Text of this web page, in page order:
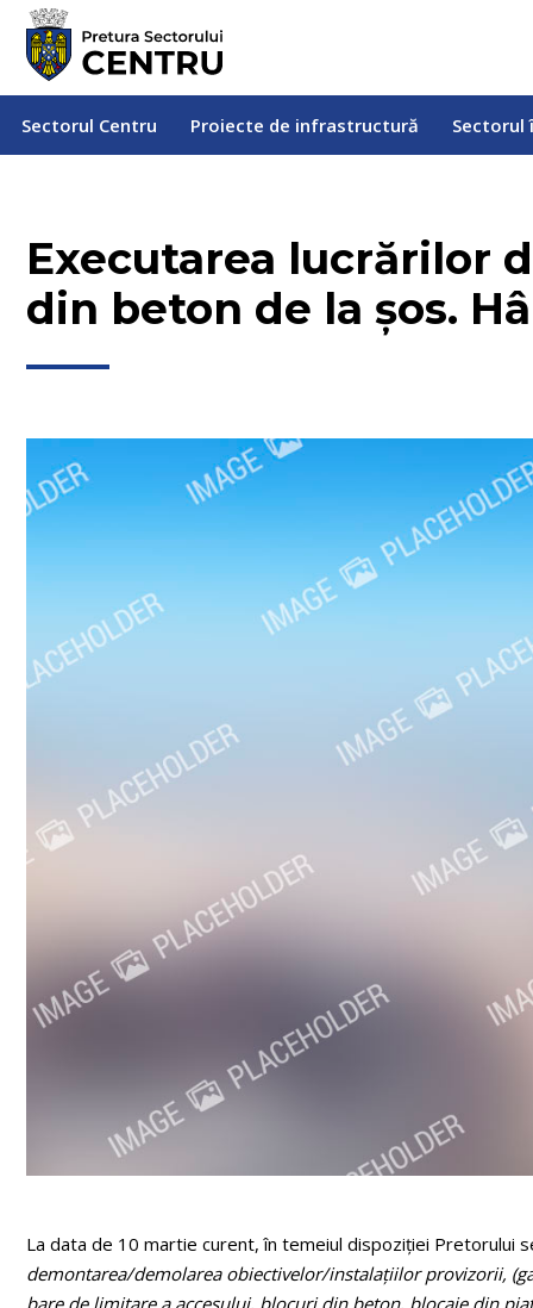
Sectorul Centru Proiecte de infrastructură Sectorul
Executarea lucrărilor
din beton de la șos.
La data de 10 martie curent, în temeiul dispoziției Pretorului
demontarea/demolarea obiectivelor/instalațiilor provizorii,
Sectorul Centru Proiecte de infrastructură